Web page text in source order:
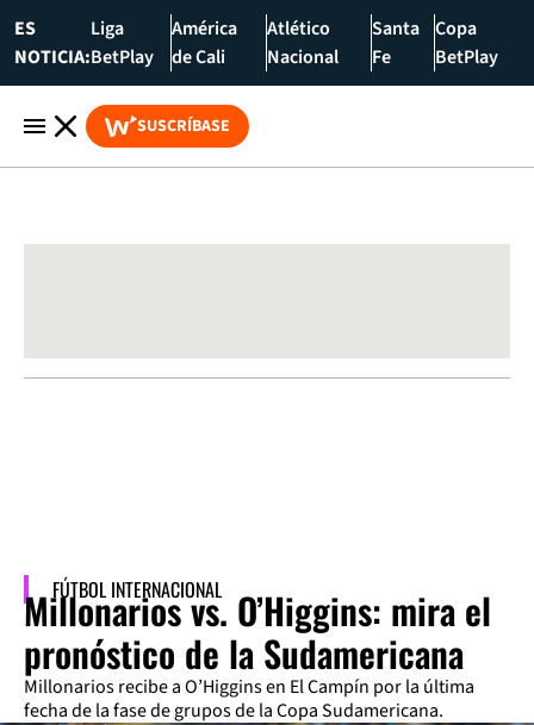
ES
NOTICIA:
Liga
BetPlay
América
de Cali
Atlético
Nacional
Santa
Fe
Copa
BetPlay
SUSCRÍBASE
FÚTBOL INTERNACIONAL
Millonarios vs. O’Higgins: mira el
pronóstico de la Sudamericana
Millonarios recibe a O’Higgins en El Campín por la última
fecha de la fase de grupos de la Copa Sudamericana.